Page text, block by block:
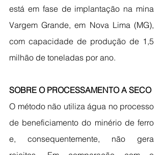
está em fase de implantação na mina
Vargem Grande, em Nova Lima (MG),
com capacidade de produção de 1,5
milhão de toneladas por ano.
SOBRE O PROCESSAMENTO A SECO
O método não utiliza água no processo
de beneficiamento do minério de ferro
e, consequentemente, não gera